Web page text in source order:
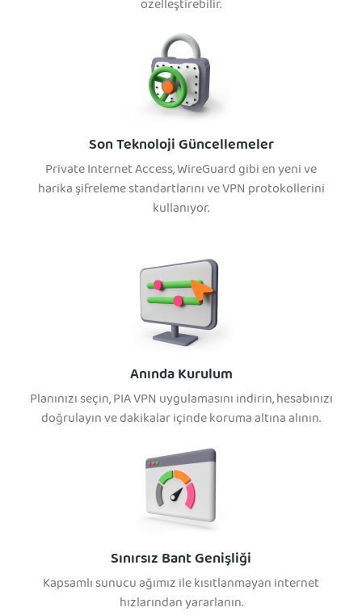
özelleştirebilir.
Son Teknoloji Güncellemeler
Private Internet Access, WireGuard gibi en yeni ve
harika şifreleme standartlarını ve VPN protokollerini
kullanıyor.
Anında Kurulum
Planınızı seçin, PIA VPN uygulamasını indirin, hesabınızı
doğrulayın ve dakikalar içinde koruma altına alının.
Sınırsız Bant Genişliği
Kapsamlı sunucu ağımız ile kısıtlanmayan internet
hızlarından yararlanın.